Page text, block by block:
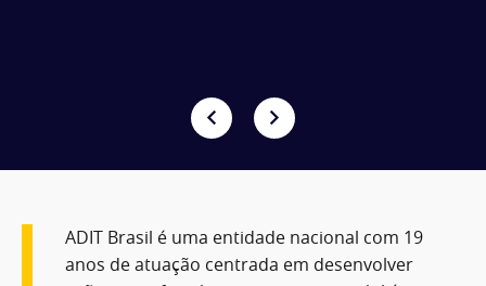
ADIT Brasil é uma entidade nacional com 19
anos de atuação centrada em desenvolver